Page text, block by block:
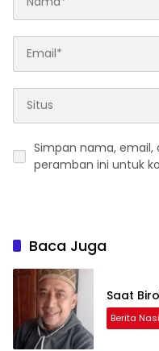
Simpan nama, email,
peramban ini untuk
Baca Juga
Saat
Berita